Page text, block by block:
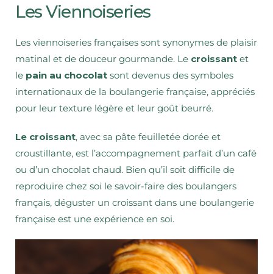
Les Viennoiseries
Les viennoiseries françaises sont synonymes de plaisir
matinal et de douceur gourmande. Le croissant et
le pain au chocolat sont devenus des symboles
internationaux de la boulangerie française, appréciés
pour leur texture légère et leur goût beurré.
Le croissant, avec sa pâte feuilletée dorée et
croustillante, est l’accompagnement parfait d’un café
ou d’un chocolat chaud. Bien qu’il soit difficile de
reproduire chez soi le savoir-faire des boulangers
français, déguster un croissant dans une boulangerie
française est une expérience en soi.